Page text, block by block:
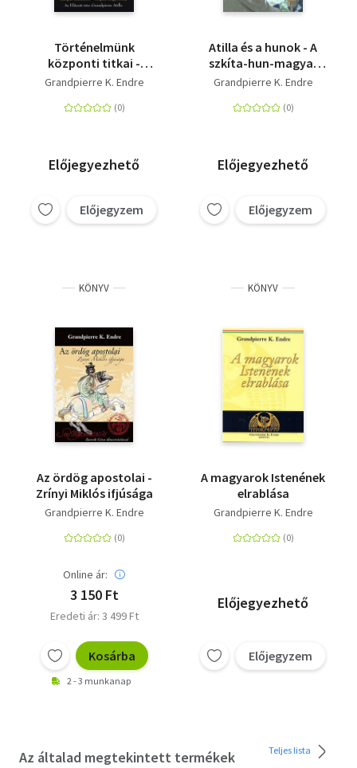
Történelmünk
központi titkai -
Magyar ősvallás-
medence - Árpád
Grandpierre K. Endre
Előjegyezhető
Előjegyzem
Atilla és a hunok - A
szkíta-hun-magyar
folytonosság
Grandpierre K. Endre
Előjegyezhető
Előjegyzem
KÖNYV
Az ördög apostolai -
Zrínyi Miklós ifjúsága
Grandpierre K. Endre
Online ár:
3 150 Ft
Eredeti ár: 3 499 Ft
Kosárba
2 - 3 munkanap
KÖNYV
A magyarok Istenének
elrablása
Grandpierre K. Endre
Előjegyezhető
Előjegyzem
Az általad megtekintett termékek Teljes lista